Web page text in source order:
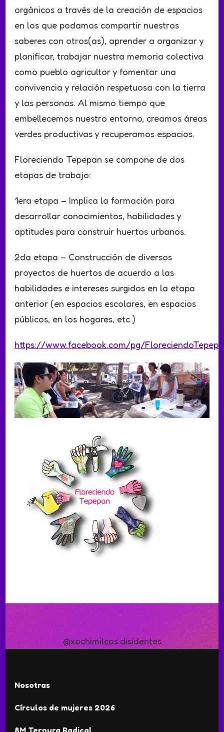
orgánicos a través de la creación de espacios
en los que podamos compartir nuestros
saberes con otros(as), aprender a organizar y
planificar, trabajar nuestra memoria colectiva
como pueblo agricultor y fomentar una
convivencia y relación respetuosa con la tierra
y las personas. Al mismo tiempo que
embellecemos nuestro entorno, creamos áreas
verdes productivas y recuperamos espacios.
Floreciendo Tepepan se compone de dos
etapas de trabajo:
1era etapa – Implica la formación para
desarrollar conocimientos, habilidades y
aptitudes para construir huertos urbanos.
2da etapa – Construcción de diversos
proyectos de huertos de acuerdo a las
habilidades e intereses surgidos en la etapa
anterior (en espacios escolares, en espacios
públicos, en los hogares, etc.)
https://www.facebook.com/pg/
@xochimilcas.disidentes
Nosotras
Círculos de mujeres 2026
8M Ternura Radical